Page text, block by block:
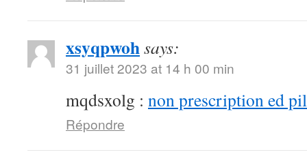
xsyqpwohsays:
31 juillet 2023 at 14 h 00 min
mqdsxolg : non prescription ed
Répondre